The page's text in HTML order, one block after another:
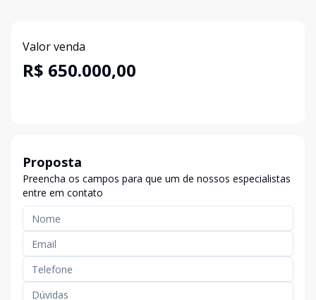
Valor venda
R$ 650.000,00
Proposta
Preencha os campos para que um de nossos especialistas
entre em contato